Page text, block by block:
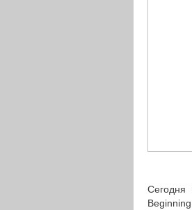
Сегодня